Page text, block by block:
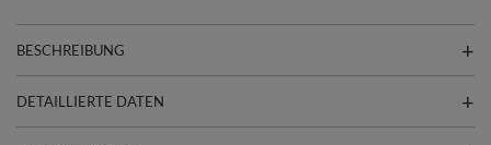
BESCHREIBUNG
DETAILLIERTE DATEN